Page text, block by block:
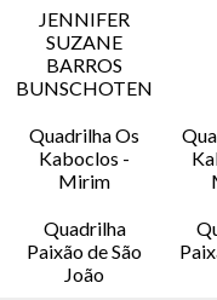
JENNIFER
SUZANE
BARROS
BUNSCHOTEN
Quadrilha Os
Kaboclos -
Mirim
Quadrilha
Paixão de São
João